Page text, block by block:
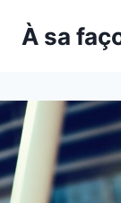
À sa